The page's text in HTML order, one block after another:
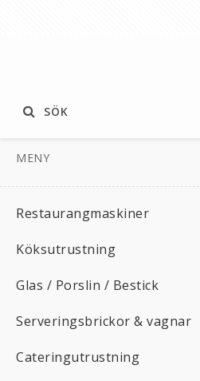
SÖK
MENY
Restaurangmaskiner
Köksutrustning
Glas / Porslin / Bestick
Serveringsbrickor & vagnar
Cateringutrustning